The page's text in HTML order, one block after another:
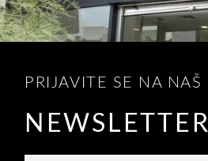
PRIJAVITE SE NA NAŠ
NEWSLETTER